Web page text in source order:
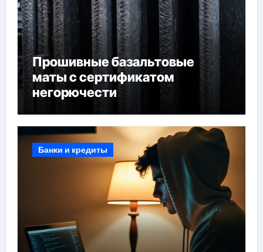
Прошивные базальтовые
маты с сертификатом
негорючести
Банки и кредиты